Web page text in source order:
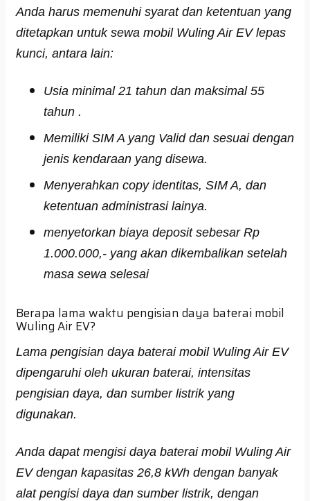
Anda harus memenuhi syarat dan ketentuan yang
ditetapkan untuk sewa mobil Wuling Air EV lepas
kunci, antara lain:
Usia minimal 21 tahun dan maksimal 55
tahun .
Memiliki SIM A yang Valid dan sesuai dengan
jenis kendaraan yang disewa.
Menyerahkan copy identitas, SIM A, dan
ketentuan administrasi lainya.
menyetorkan biaya deposit sebesar Rp
1.000.000,- yang akan dikembalikan setelah
masa sewa selesai
Berapa lama waktu pengisian daya baterai mobil
Wuling Air EV?
Lama pengisian daya baterai mobil Wuling Air EV
dipengaruhi oleh ukuran baterai, intensitas
pengisian daya, dan sumber listrik yang
digunakan.
Anda dapat mengisi daya baterai mobil Wuling Air
EV dengan kapasitas 26,8 kWh dengan banyak
alat pengisi daya dan sumber listrik, dengan